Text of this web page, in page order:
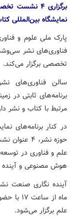
برگزاری ۴
نمایشگاه بین‌المللی
پارک ملی علوم و
فناوری‌های نشر
تخصصی برگزار می‌کند.
سالن فناوری‌های
برنامه‌های ثابتی در
مرتبط با کتاب و نشر دارد که ۴ نشست آن توسط این
در کنار برنامه‌های
حوزه
علم و فناوری در
هوش مصنوعی و آینده
ماه از
علم برگزار می‌شود.